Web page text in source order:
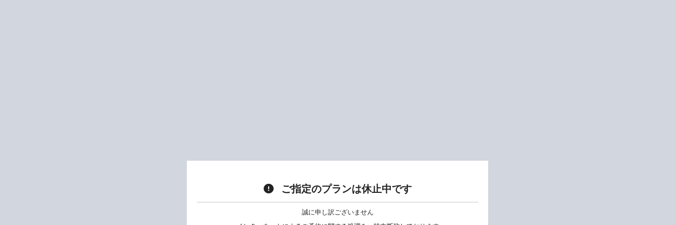
ご指定のプランは休止中です
誠に申し訳ございません